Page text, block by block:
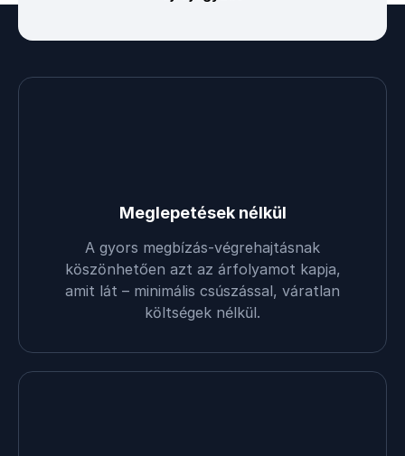
Meglepetések nélkül
A gyors megbízás-végrehajtásnak
köszönhetően azt az árfolyamot kapja,
amit lát – minimális csúszással, váratlan
költségek nélkül.